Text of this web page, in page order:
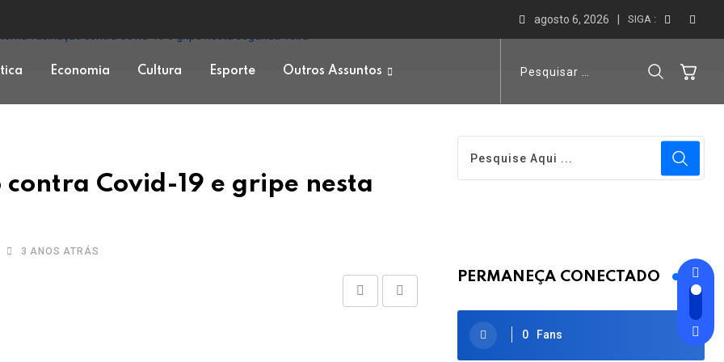
agosto 6, 2026 SIGA :
Economia Cultura Esporte Outros Assuntos
Covid-19 e gripe nesta
3 ANOS ATRÁS
PERMANEÇA CONECTADO
0 Fans